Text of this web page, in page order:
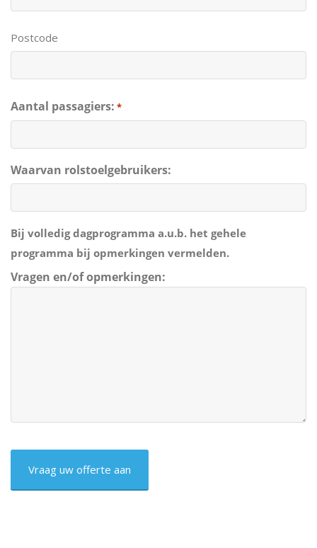
Postcode
Aantal passagiers: *
Waarvan rolstoelgebruikers:
Bij volledig dagprogramma a.u.b. het gehele
programma bij opmerkingen vermelden.
Vragen en/of opmerkingen: